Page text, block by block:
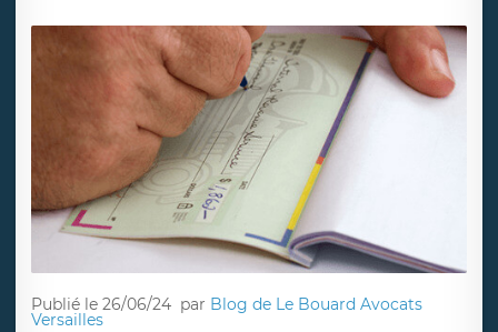
Publié le 26/06/24 par Blog de Le Bouard Avocats
Versailles